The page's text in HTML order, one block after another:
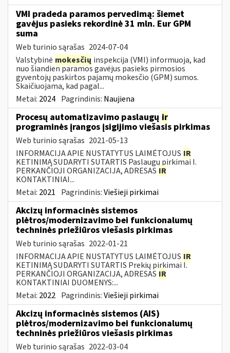
VMI pradeda paramos pervedimą: šiemet
gavėjus pasieks rekordinė 31 mln. Eur GPM
suma
Web turinio sąrašas 2024-07-04
Valstybinė mokesčių inspekcija (VMI) informuoja, kad
nuo šiandien paramos gavėjus pasieks pirmosios
gyventojų paskirtos pajamų mokesčio (GPM) sumos.
Skaičiuojama, kad pagal...
Metai: 2024 Pagrindinis: Naujiena
Procesų automatizavimo paslaugų ir
programinės įrangos įsigijimo viešasis pirkimas
Web turinio sąrašas 2021-05-13
INFORMACIJA APIE NUSTATYTUS LAIMĖTOJUS IR
KETINIMĄ SUDARYTI SUTARTIS Paslaugų pirkimai I.
PERKANČIOJI ORGANIZACIJA, ADRESAS IR
KONTAKTINIAI...
Metai: 2021 Pagrindinis:Viešieji pirkimai
Akcizų informacinės sistemos
plėtros/modernizavimo bei funkcionalumų
techninės priežiūros viešasis pirkimas
Web turinio sąrašas 2022-01-21
INFORMACIJA APIE NUSTATYTUS LAIMĖTOJUS IR
KETINIMĄ SUDARYTI SUTARTIS Prekių pirkimai I.
PERKANČIOJI ORGANIZACIJA, ADRESAS IR
KONTAKTINIAI DUOMENYS:...
Metai: 2022 Pagrindinis:Viešieji pirkimai
Akcizų informacinės sistemos (AIS)
plėtros/modernizavimo bei funkcionalumų
techninės priežiūros viešasis pirkimas
Web turinio sąrašas 2022-03-04